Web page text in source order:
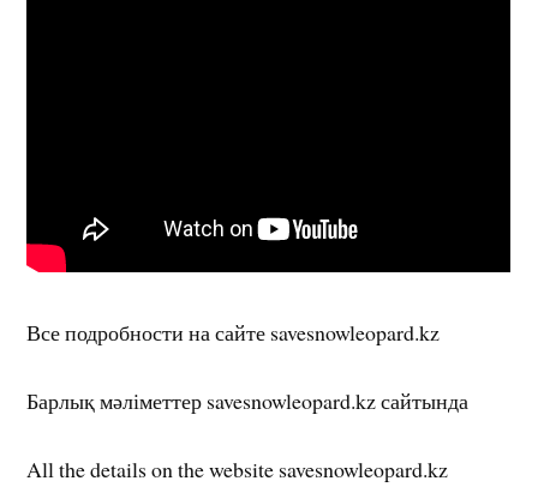
Все подробности на сайте savesnowleopard.kz
Барлық мәліметтер savesnowleopard.kz сайтында
All the details on the website savesnowleopard.kz